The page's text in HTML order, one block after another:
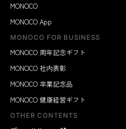
MONOCO
MONOCO App
MONOCO FOR BUSINESS
MONOCO 周年記念ギフト
MONOCO 社内表彰
MONOCO 卒業記念品
MONOCO 健康経営ギフト
OTHER CONTENTS